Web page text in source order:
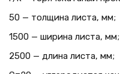
50 — толщина листа, мм;
1500 — ширина листа, мм;
2500 — длина листа, мм;